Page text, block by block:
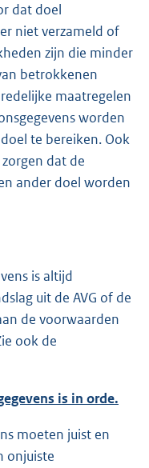
dat doel
niet verzameld of
zijn die minder
betrokkenen
maatregelen
worden
te bereiken. Ook
dat de
ander doel worden
is altijd
uit de AVG of de
de voorwaarden
ook de
is in orde.
moeten juist en
onjuiste